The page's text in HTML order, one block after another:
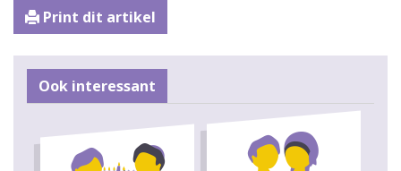
Print dit artikel
Ook interessant